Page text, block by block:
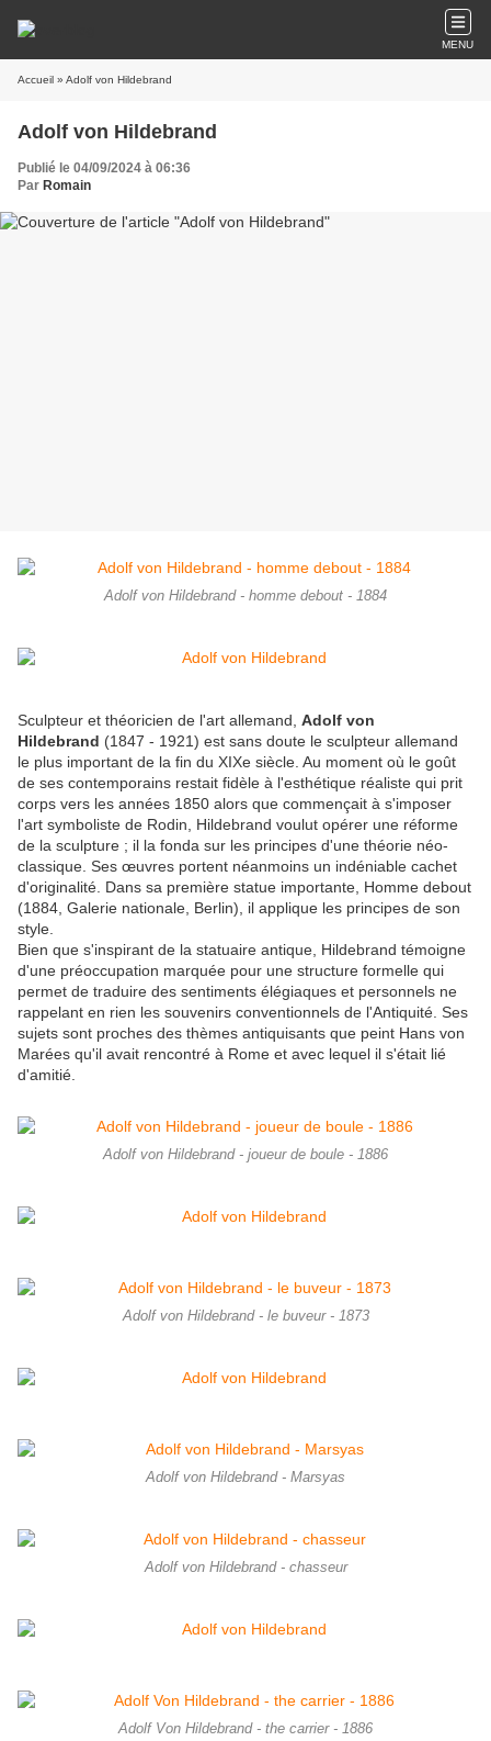
MENU
Accueil » Adolf von Hildebrand
Adolf von Hildebrand
Publié le 04/09/2024 à 06:36
Par Romain
Adolf von Hildebrand - homme debout - 1884
Sculpteur et théoricien de l'art allemand, Adolf von
Hildebrand (1847 - 1921) est sans doute le sculpteur allemand
le plus important de la fin du XIXe siècle. Au moment où le goût
de ses contemporains restait fidèle à l'esthétique réaliste qui prit
corps vers les années 1850 alors que commençait à s'imposer
l'art symboliste de Rodin, Hildebrand voulut opérer une réforme
de la sculpture ; il la fonda sur les principes d'une théorie néo-
classique. Ses œuvres portent néanmoins un indéniable cachet
d'originalité. Dans sa première statue importante, Homme debout
(1884, Galerie nationale, Berlin), il applique les principes de son
style.
Bien que s'inspirant de la statuaire antique, Hildebrand témoigne
d'une préoccupation marquée pour une structure formelle qui
permet de traduire des sentiments élégiaques et personnels ne
rappelant en rien les souvenirs conventionnels de l'Antiquité. Ses
sujets sont proches des thèmes antiquisants que peint Hans von
Marées qu'il avait rencontré à Rome et avec lequel il s'était lié
d'amitié.
Adolf von Hildebrand - joueur de boule - 1886
Adolf von Hildebrand - le buveur - 1873
Adolf von Hildebrand - Marsyas
Adolf von Hildebrand - chasseur
Adolf Von Hildebrand - the carrier - 1886